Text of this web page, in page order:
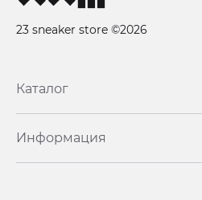
23 sneaker store ©2026
Каталог
Информация